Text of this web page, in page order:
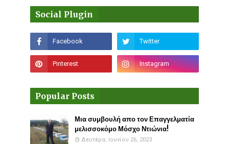
Social Plugin
Popular Posts
Μια συμβουλή απο τον Επαγγελματία
μελισσοκόμο Μόσχο Ντιώνια!
Δευτέρα, Ιουνίου 26, 2023